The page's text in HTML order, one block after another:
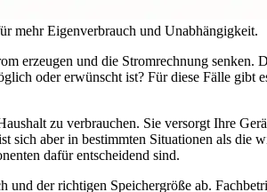
mehr Eigenverbrauch und Unabhängigkeit.
erzeugen und die Stromrechnung
oder erwünscht ist? Für diese Fälle gibt
zu verbrauchen. Sie versorgt Ihre
aber in bestimmten Situationen als die
dafür entscheidend sind.
der richtigen Speichergröße ab.